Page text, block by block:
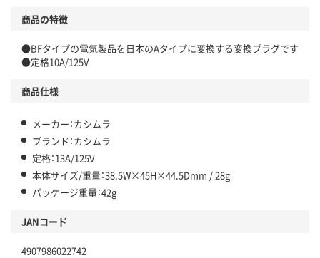
商品の特徴
●BFタイプの電気製品を日本のAタイプに変換する変換プラグです
●定格10A/125V
商品仕様
メーカー：カシムラ
ブランド：カシムラ
定格：13A/125V
本体サイズ/重量：38.5W×45H×44.5Dmm / 28g
パッケージ重量：42g
JANコード
4907986022742